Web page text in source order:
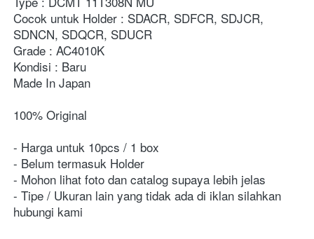
Cocok untuk Holder : SDACR, SDFCR, SDJCR,
SDNCN, SDQCR, SDUCR
Grade : AC4010K
Kondisi : Baru
Made In Japan
100% Original
- Harga untuk 10pcs / 1 box
- Belum termasuk Holder
- Mohon lihat foto dan catalog supaya lebih jelas
- Tipe / Ukuran lain yang tidak ada di iklan silahkan
hubungi kami